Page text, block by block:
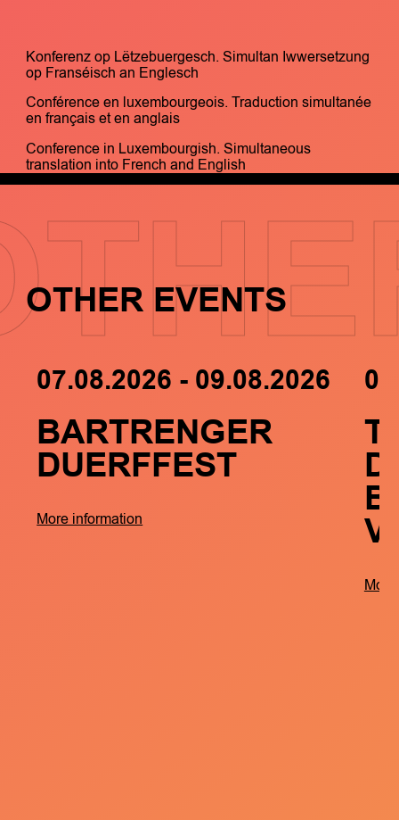
Konferenz op Lëtzebuergesch. Simultan Iwwersetzung
op Franséisch an Englesch
Conférence en luxembourgeois. Traduction simultanée
en français et en anglais
Conference in Luxembourgish. Simultaneous
translation into French and English
OTHER EVENTS
07.08.2026 - 09.08.2026
BARTRENGER
DUERFFEST
More information